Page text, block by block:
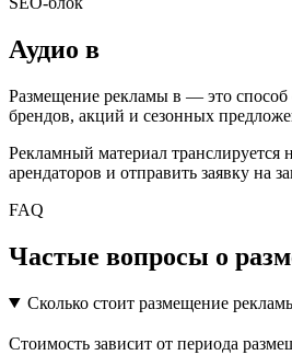
Аудио в
Размещение рекламы в — это способ
брендов, акций и сезонных
Рекламный материал транслируется
арендаторов и отправить заявку на
FAQ
Частые вопросы о
Сколько стоит размещение
Стоимость зависит от периода